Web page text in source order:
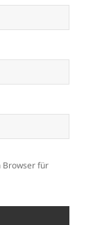
Browser für